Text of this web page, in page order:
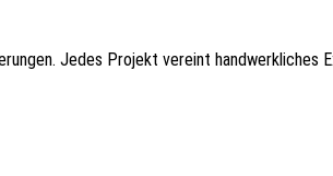
Jedes Projekt vereint handwerkliches